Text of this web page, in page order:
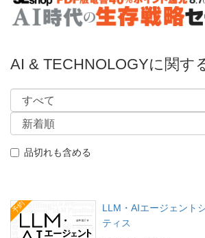
AI & TECHNOLOGYに関す
品切れも含める
予約
LLM・AIエージェント
ティス